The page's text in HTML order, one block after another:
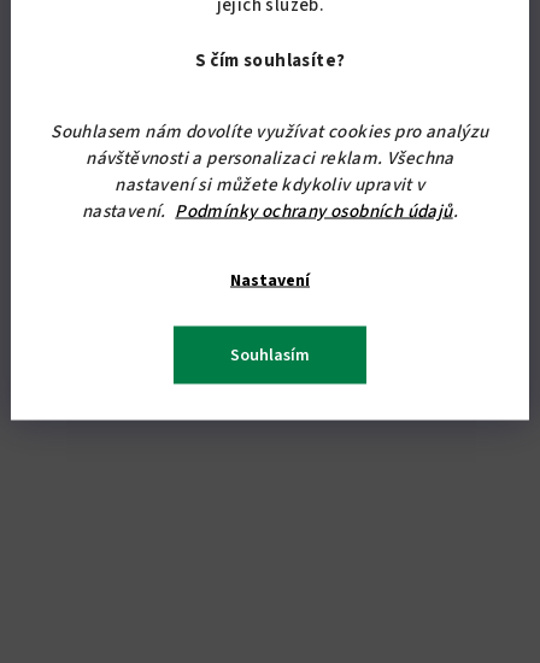
S čím souhlasíte?
Souhlasem nám dovolíte využívat cookies pro analýzu
návštěvnosti a personalizaci reklam. Všechna
nastavení si můžete kdykoliv upravit v
nastavení. Podmínky ochrany osobních údajů.
Nastavení
Souhlasím
Horní, závěsná koupelnová skříňka v retro stylu ozdobená
dekorativními pilastry. Skříňku dodáváme s levým nebo pravým
otvíráním dvířek. Rozměry: 61,3 x 50,4 x 35...